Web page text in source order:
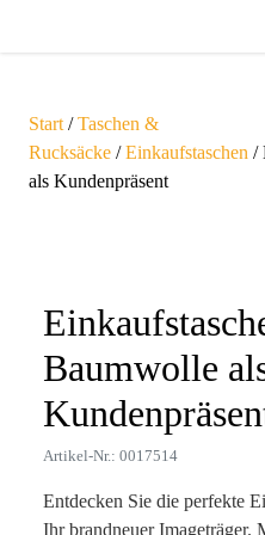
Start /Taschen &
Rucksäcke /Einkaufstaschen /
als Kundenpräsent
Baumwolle
Artikel-Nr.: 0017514
Entdecken Sie die perfekte
Ihr brandneuer Imageträger.